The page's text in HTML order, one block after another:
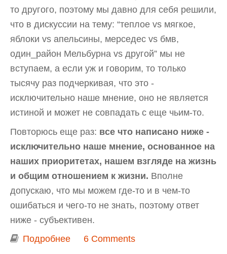
то другого, поэтому мы давно для себя решили,
что в дискуссии на тему: “теплое vs мягкое,
яблоки vs апельсины, мерседес vs бмв,
один_район Мельбурна vs другой” мы не
вступаем, а если уж и говорим, то только
тысячу раз подчеркивая, что это -
исключительно наше мнение, оно не является
истиной и может не совпадать с еще чьим-то.
Повторюсь еще раз: все что написано ниже -
исключительно наше мнение, основанное на
наших приоритетах, нашем взгляде на жизнь
и общим отношением к жизни. Вполне
допускаю, что мы можем где-то и в чем-то
ошибаться и чего-то не знать, поэтому ответ
ниже - субъективен.
Подробнее о Где в Мельбурне жить хорошо -
6 Comments